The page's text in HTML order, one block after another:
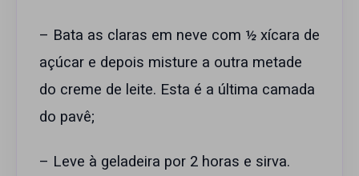
– Bata as claras em neve com ½ xícara de
açúcar e depois misture a outra metade
do creme de leite. Esta é a última camada
do pavê;
– Leve à geladeira por 2 horas e sirva.